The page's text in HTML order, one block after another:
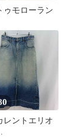
モローラン
ストライ
ケット グレー
ズ 42サイズ E
】
ントエリオ